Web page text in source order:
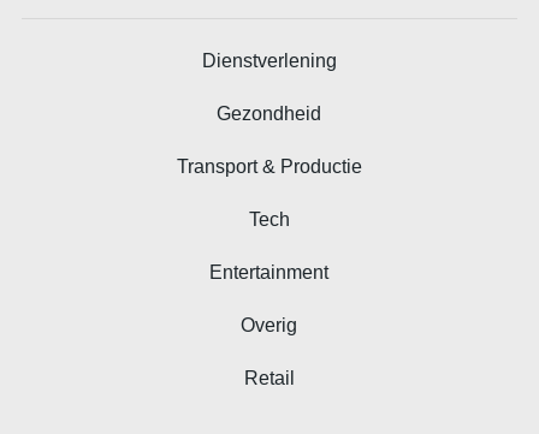
Dienstverlening
Gezondheid
Transport & Productie
Tech
Entertainment
Overig
Retail